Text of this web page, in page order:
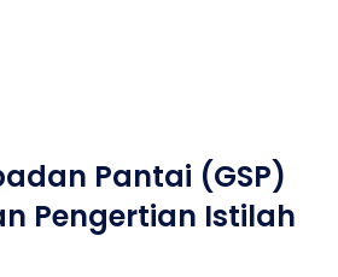
Pantai (GSP)
Pengertian Istilah